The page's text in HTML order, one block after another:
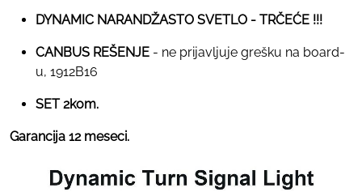
DYNAMIC NARANDŽASTO SVETLO - TRČEĆE !!!
CANBUS REŠENJE - ne prijavljuje grešku na board-
u, 1912B16
SET 2kom.
Garancija 12 meseci.